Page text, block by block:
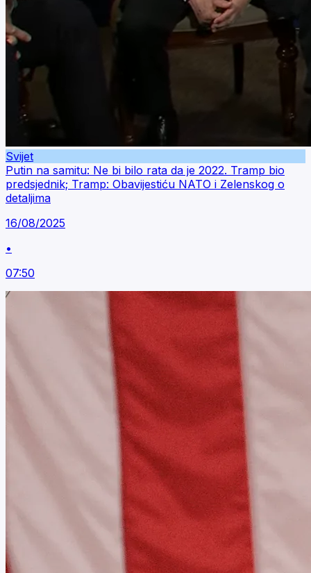
Svijet
Putin na samitu: Ne bi bilo rata da je 2022. Tramp bio
predsjednik; Tramp: Obavijestiću NATO i Zelenskog o
detaljima
16/08/2025
•
07:50